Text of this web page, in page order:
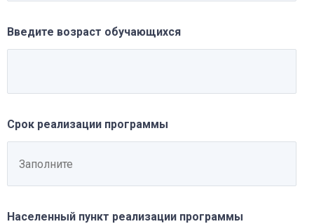
Введите возраст обучающихся
Срок реализации программы
Населенный пункт реализации программы